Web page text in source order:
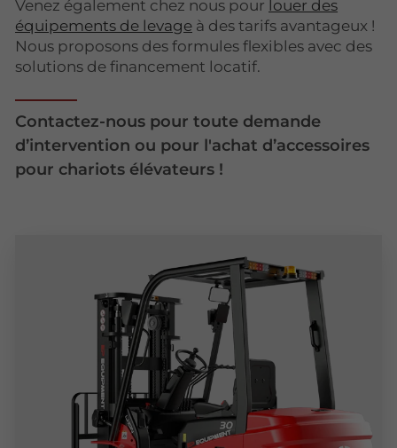
Venez également chez nous pour louer des
équipements de levage à des tarifs avantageux !
Nous proposons des formules flexibles avec des
solutions de financement locatif.
Contactez-nous pour toute demande
d’intervention ou pour l'achat d’accessoires
pour chariots élévateurs !